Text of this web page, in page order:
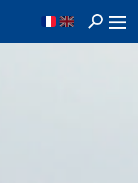
FR EN